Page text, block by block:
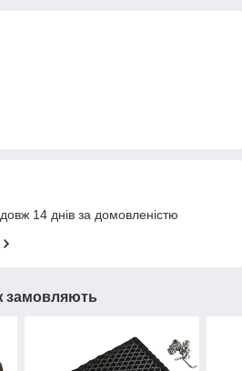
14 днів за домовленістю
замовляють